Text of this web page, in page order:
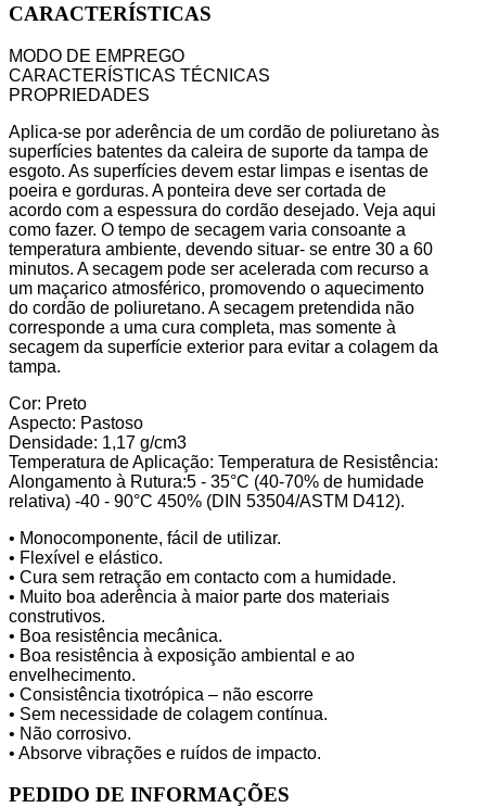
CARACTERÍSTICAS
MODO DE EMPREGO
CARACTERÍSTICAS TÉCNICAS
PROPRIEDADES
Aplica-se por aderência de um cordão de poliuretano às
superfícies batentes da caleira de suporte da tampa de
esgoto. As superfícies devem estar limpas e isentas de
poeira e gorduras. A ponteira deve ser cortada de
acordo com a espessura do cordão desejado. Veja aqui
como fazer. O tempo de secagem varia consoante a
temperatura ambiente, devendo situar- se entre 30 a 60
minutos. A secagem pode ser acelerada com recurso a
um maçarico atmosférico, promovendo o aquecimento
do cordão de poliuretano. A secagem pretendida não
corresponde a uma cura completa, mas somente à
secagem da superfície exterior para evitar a colagem da
tampa.
Cor: Preto
Aspecto: Pastoso
Densidade: 1,17 g/cm3
Temperatura de Aplicação: Temperatura de Resistência:
Alongamento à Rutura:5 - 35°C (40-70% de humidade
relativa) -40 - 90°C 450% (DIN 53504/ASTM D412).
• Monocomponente, fácil de utilizar.
• Flexível e elástico.
• Cura sem retração em contacto com a humidade.
• Muito boa aderência à maior parte dos materiais
construtivos.
• Boa resistência mecânica.
• Boa resistência à exposição ambiental e ao
envelhecimento.
• Consistência tixotrópica – não escorre
• Sem necessidade de colagem contínua.
• Não corrosivo.
• Absorve vibrações e ruídos de impacto.
PEDIDO DE INFORMAÇÕES